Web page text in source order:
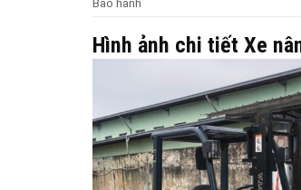
Hình ảnh chi tiết Xe